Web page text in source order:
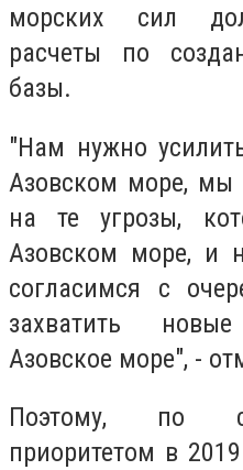
морских сил
расчеты по
базы.
"Нам нужно
Азовском море, мы
на те угрозы,
Азовском море, и
согласимся с
захватить
Азовское море", -
Поэтому, по
приоритетом в